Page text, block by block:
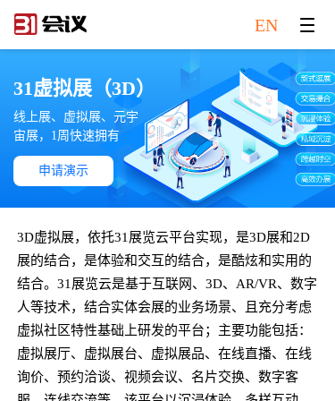
EN
31虚拟展（3D）
线上展、虚拟展、元宇
宙展，1周快速拥有
申请演示
3D虚拟展，依托31展览云平台实现，是3D展和2D
展的结合，是体验和交互的结合，是酷炫和实用的
结合。31展览云是基于互联网、3D、AR/VR、数字
人等技术，结合实体会展的业务场景、且充分考虑
虚拟社区特性基础上研发的平台；主要功能包括：
虚拟展厅、虚拟展台、虚拟展品、在线直播、在线
询价、预约洽谈、视频会议、名片交换、数字客